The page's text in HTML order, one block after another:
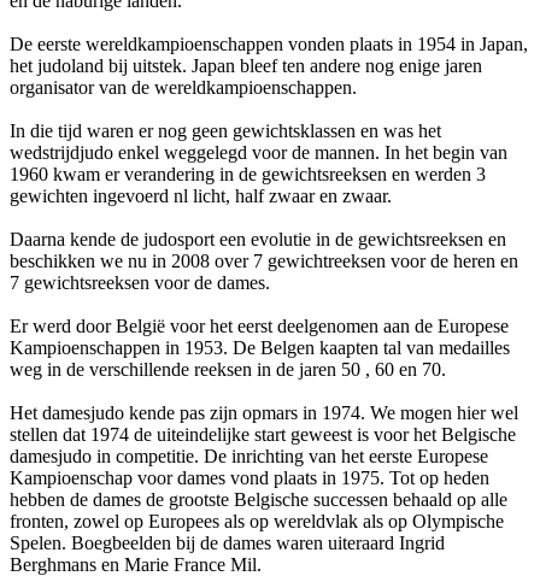
De eerste wereldkampioenschappen vonden plaats in 1954 in Japan,
het judoland bij uitstek. Japan bleef ten andere nog enige jaren
organisator van de wereldkampioenschappen.
In die tijd waren er nog geen gewichtsklassen en was het
wedstrijdjudo enkel weggelegd voor de mannen. In het begin van
1960 kwam er verandering in de gewichtsreeksen en werden 3
gewichten ingevoerd nl licht, half zwaar en zwaar.
Daarna kende de judosport een evolutie in de gewichtsreeksen en
beschikken we nu in 2008 over 7 gewichtreeksen voor de heren en
7 gewichtsreeksen voor de dames.
Er werd door België voor het eerst deelgenomen aan de Europese
Kampioenschappen in 1953. De Belgen kaapten tal van medailles
weg in de verschillende reeksen in de jaren 50 , 60 en 70.
Het damesjudo kende pas zijn opmars in 1974. We mogen hier wel
stellen dat 1974 de uiteindelijke start geweest is voor het Belgische
damesjudo in competitie. De inrichting van het eerste Europese
Kampioenschap voor dames vond plaats in 1975. Tot op heden
hebben de dames de grootste Belgische successen behaald op alle
fronten, zowel op Europees als op wereldvlak als op Olympische
Spelen. Boegbeelden bij de dames waren uiteraard Ingrid
Berghmans en Marie France Mil.